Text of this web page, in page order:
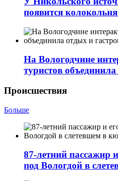
появится
На Вологодчине
туристов
Происшествия
Больше
87-летний пассажир
под Вологдой в